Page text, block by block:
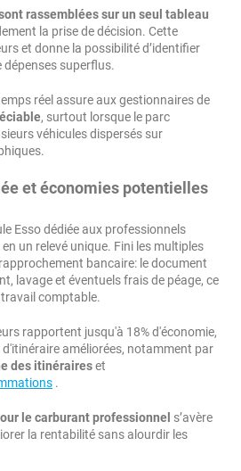
rassemblées sur un seul tableau
la prise de décision. Cette
et donne la possibilité d’identifier
dépenses superflus.
réel assure aux gestionnaires de
, surtout lorsque le parc
véhicules dispersés sur
et économies potentielles
Esso dédiée aux professionnels
un relevé unique. Fini les multiples
bancaire: le document
lavage et éventuels frais de péage, ce
comptable.
rapportent jusqu'à 18% d'économie,
améliorées, notamment par
des itinéraireset
.
le carburant professionnel s’avère
la rentabilité sans alourdir les